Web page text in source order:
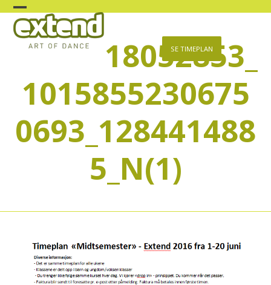
Skip
content
Open
mobile
Close
mobile
SE TIMEPLAN
18052853_
1015855230675
0693_128441488
5_N(1)